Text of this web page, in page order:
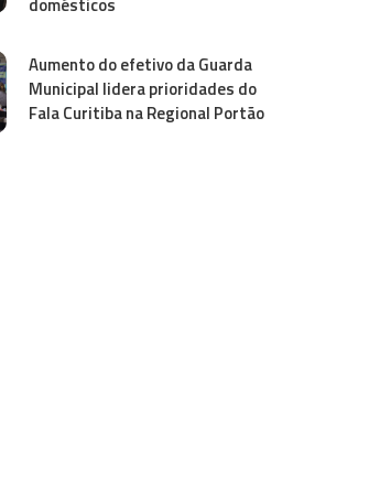
Aumento do efetivo da Guarda
Municipal lidera prioridades do
Fala Curitiba na Regional Portão